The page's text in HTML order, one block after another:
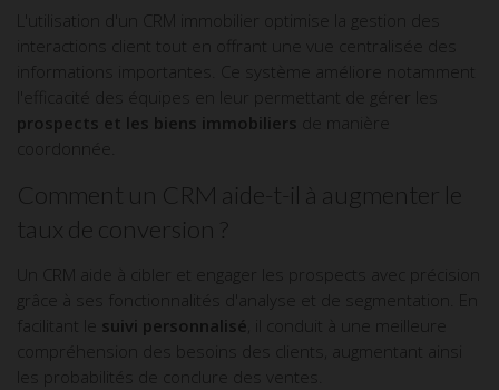
L'utilisation d'un CRM immobilier optimise la gestion des
interactions client tout en offrant une vue centralisée des
informations importantes. Ce système améliore notamment
l'efficacité des équipes en leur permettant de gérer les
prospects et les biens immobiliers
Comment un CRM aide-t-il à augmenter le
taux de conversion ?
Un CRM aide à cibler et engager les prospects avec précision
grâce à ses fonctionnalités d'analyse et de segmentation. En
facilitant le suivi personnalisé , il conduit à une meilleure
compréhension des besoins des clients, augmentant ainsi
les probabilités de conclure des ventes.